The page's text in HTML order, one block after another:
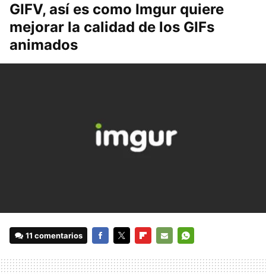
GIFV, así es como Imgur quiere
mejorar la calidad de los GIFs
animados
11 comentarios
MAIL